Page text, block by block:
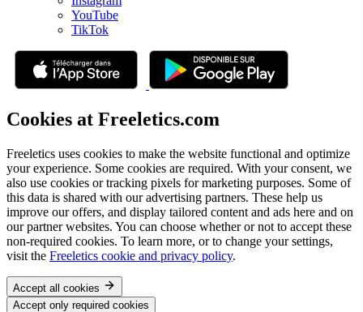
YouTube
TikTok
Cookies at Freeletics.com
Freeletics uses cookies to make the website functional and optimize
your experience. Some cookies are required. With your consent, we
also use cookies or tracking pixels for marketing purposes. Some of
this data is shared with our advertising partners. These help us
improve our offers, and display tailored content and ads here and on
our partner websites. You can choose whether or not to accept these
non-required cookies. To learn more, or to change your settings,
visit the Freeletics cookie and privacy policy.
Accept all cookies
Accept only required cookies